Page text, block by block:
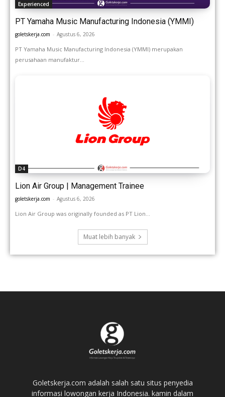
Experienced
PT Yamaha Music Manufacturing Indonesia (YMMI)
goletskerja.com - Agustus 6, 2026
PT Yamaha Music Manufacturing Indonesia (YMMI) merupakan
perusahaan manufaktur...
D4
Lion Air Group | Management Trainee
goletskerja.com - Agustus 6, 2026
Lion Air Group was originally founded as PT Lion...
Muat lebih banyak
Goletskerja.com adalah salah satu situs penyedia
informasi lowongan kerja Indonesia. kamin dalam